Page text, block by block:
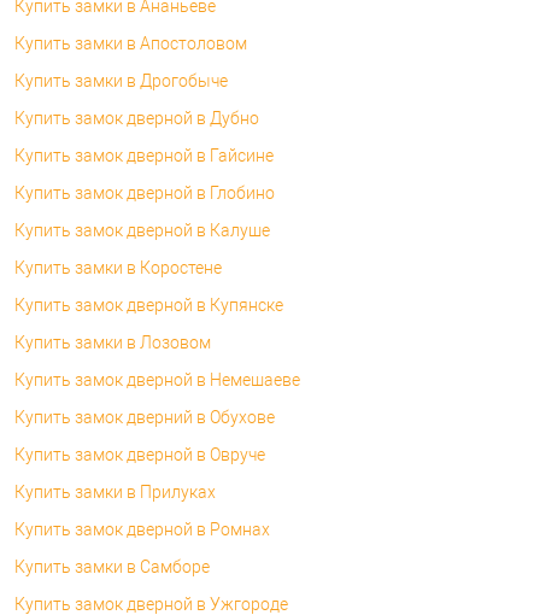
Купить замки в Ананьеве
Купить замки в Апостоловом
Купить замки в Дрогобыче
Купить замок дверной в Дубно
Купить замок дверной в Гайсине
Купить замок дверной в Глобино
Купить замок дверной в Калуше
Купить замки в Коростене
Купить замок дверной в Купянске
Купить замки в Лозовом
Купить замок дверной в Немешаеве
Купить замок дверний в Обухове
Купить замок дверной в Овруче
Купить замки в Прилуках
Купить замок дверной в Ромнах
Купить замки в Самборе
Купить замок дверной в Ужгороде